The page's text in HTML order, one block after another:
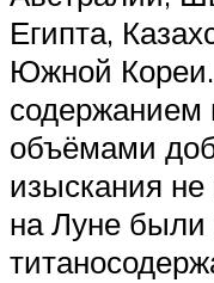
Египта,
Южной
содержанием
объёмами
изыскания
на Луне